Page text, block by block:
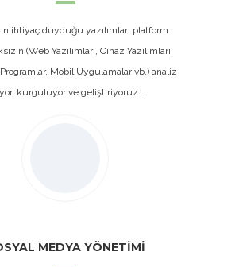
ihtiyaç duyduğu yazılımları platform
(Web Yazılımları, Cihaz Yazılımları,
Mobil Uygulamalar vb.) analiz
kurguluyor ve geliştiriyoruz...
MEDYA YÖNETİMİ